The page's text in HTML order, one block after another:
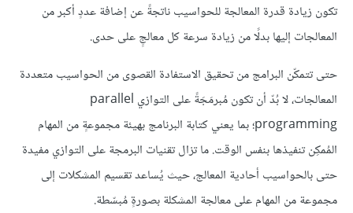
تكون زيادة قدرة المعالجة للحواسيب ناتجةً عن إضافة عددٍ أكبر من
المعالجات إليها بدلًا من زيادة سرعة كل معالجٍ على حدى.
حتى تتمكّن البرامج من تحقيق الاستفادة القصوى من الحواسيب متعددة
المعالجات، لا بُدّ أن تكون مُبرمَجَةً على التوازي parallel
programming؛ بما يعني كتابة البرنامج بهيئة مجموعةٍ من المهام
المُمكِن تنفيذها بنفس الوقت. ما تزال تقنيات البرمجة على التوازي مفيدة
حتى بالحواسيب أحادية المعالج، حيث يُساعد تقسيم المشكلات إلى
مجموعة من المهام على معالجة المشكلة بصورةٍ مُبسّطة.